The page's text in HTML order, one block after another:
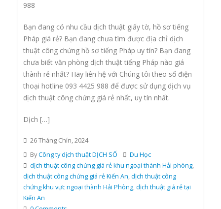
988
Bạn đang có nhu cầu dịch thuật giấy tờ, hồ sơ tiếng
Pháp giá rẻ? Bạn đang chưa tìm được địa chỉ dịch
thuật công chứng hồ sơ tiếng Pháp uy tín? Bạn đang
chưa biết văn phòng dịch thuật tiếng Pháp nào giá
thành rẻ nhất? Hãy liên hệ với Chúng tôi theo số điện
thoại hotline 093 4425 988 để được sử dụng dịch vụ
dịch thuật công chứng giá rẻ nhất, uy tín nhất.
Dịch […]
26 Tháng Chín, 2024
ByCông ty dịch thuật DỊCH SỐ
Du Học
dịch thuật công chứng giá rẻ khu ngoại thành Hải phòng,
dịch thuật công chứng giá rẻ Kiến An,dịch thuật công
chứng khu vực ngoại thành Hải Phòng,dịch thuật giá rẻ tại
Kiến An